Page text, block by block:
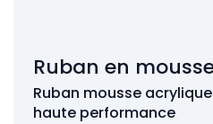
Ruban en
Ruban mousse
haute performance